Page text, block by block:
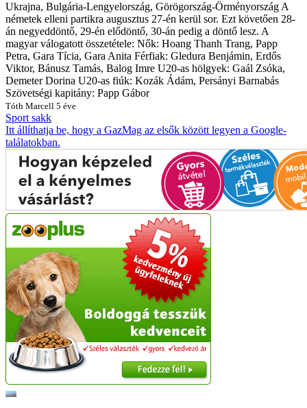
Ukrajna, Bulgária-Lengyelország, Görögország-Örményország A
németek elleni partikra augusztus 27-én kerül sor. Ezt követően 28-
án negyeddöntő, 29-én elődöntő, 30-án pedig a döntő lesz. A
magyar válogatott összetétele: Nők: Hoang Thanh Trang, Papp
Petra, Gara Tícia, Gara Anita Férfiak: Gledura Benjámin, Erdős
Viktor, Bánusz Tamás, Balog Imre U20-as hölgyek: Gaál Zsóka,
Demeter Dorina U20-as fiúk: Kozák Ádám, Persányi Barnabás
Szövetségi kapitány: Papp Gábor
Tóth Marcell 5 éve
Sport sakk
Itt állíthatja be, hogy a GazMag az elsők között legyen a Google-
találatokban.